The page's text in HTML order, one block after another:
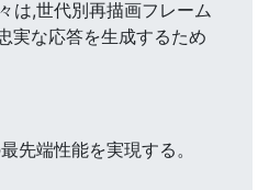
は,世代別再描画フレーム
実な応答を生成するため
先端性能を実現する。